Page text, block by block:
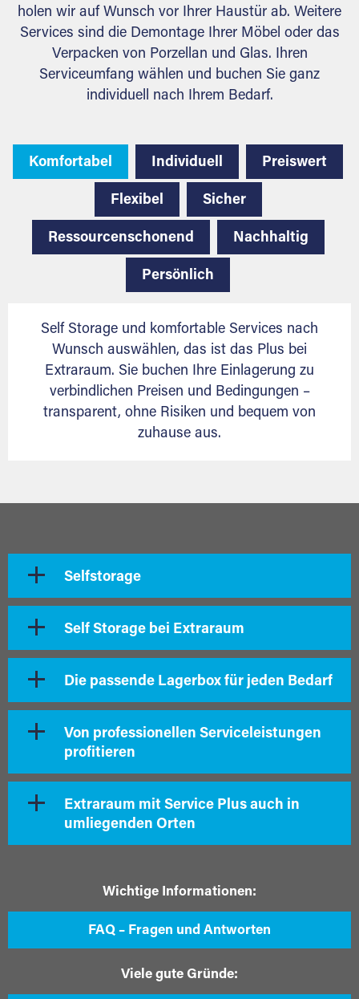
holen wir auf Wunsch vor Ihrer Haustür ab. Weitere
Services sind die Demontage Ihrer Möbel oder das
Verpacken von Porzellan und Glas. Ihren
Serviceumfang wählen und buchen Sie ganz
individuell nach Ihrem Bedarf.
Komfortabel Individuell Preiswert
Flexibel Sicher
Ressourcenschonend Nachhaltig
Persönlich
Self Storage und komfortable Services nach
Wunsch auswählen, das ist das Plus bei
Extraraum. Sie buchen Ihre Einlagerung zu
verbindlichen Preisen und Bedingungen –
transparent, ohne Risiken und bequem von
zuhause aus.
Selfstorage
Self Storage bei Extraraum
Die passende Lagerbox für jeden Bedarf
Von professionellen Serviceleistungen
profitieren
Extraraum mit Service Plus auch in
umliegenden Orten
Wichtige Informationen:
FAQ – Fragen und Antworten
Viele gute Gründe: